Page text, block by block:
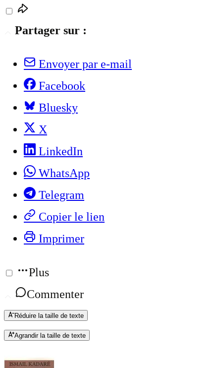
Partager sur :
Envoyer par e-mail
Facebook
Bluesky
X
LinkedIn
WhatsApp
Telegram
Copier le lien
Imprimer
Plus
Commenter
Réduire la taille de texte
Agrandir la taille de texte